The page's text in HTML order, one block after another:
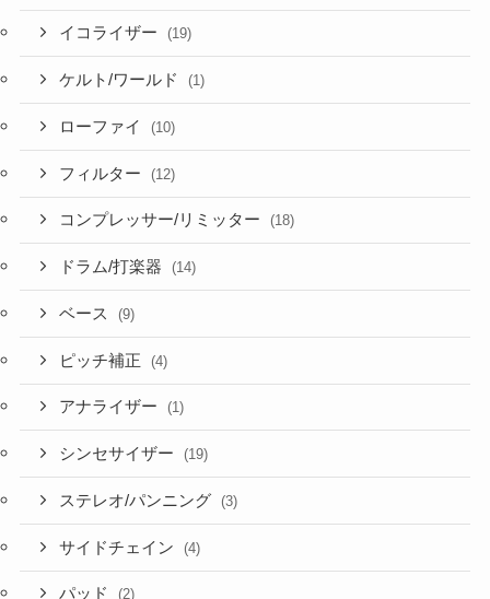
イコライザー (19)
ケルト/ワールド (1)
ローファイ (10)
フィルター (12)
コンプレッサー/リミッター (18)
ドラム/打楽器 (14)
ベース (9)
ピッチ補正 (4)
アナライザー (1)
シンセサイザー (19)
ステレオ/パンニング (3)
サイドチェイン (4)
パッド (2)